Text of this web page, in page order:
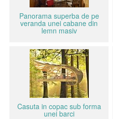
Panorama superba de pe
veranda unei cabane din
lemn masiv
Casuta in copac sub forma
unei barci